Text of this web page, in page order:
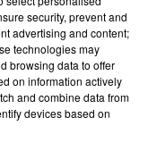
security, prevent and
advertising and content;
technologies may
browsing data to offer
on information actively
and combine data from
devices based on